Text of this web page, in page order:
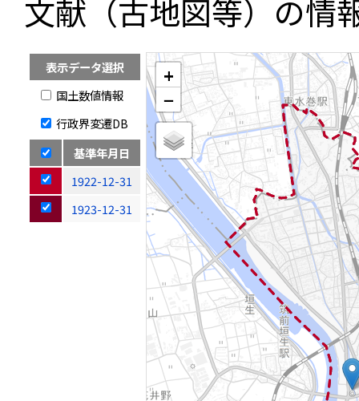
文献（古地図等）の情
表示データ選択
国土数値情報
行政界変遷DB
基準年月日
1922-12-31
1923-12-31
+
−